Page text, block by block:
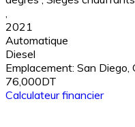
2021
Automatique
Diesel
Emplacement: San Diego,
76,000DT
Calculateur financier